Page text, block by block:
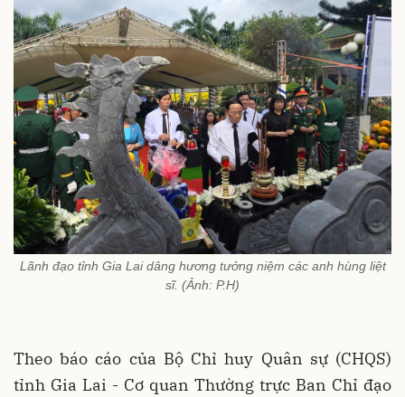
Lãnh đạo tỉnh Gia Lai dâng hương tưởng niệm các anh hùng liệt
sĩ. (Ảnh: P.H)
Theo báo cáo của Bộ Chỉ huy Quân sự (CHQS)
tỉnh Gia Lai - Cơ quan Thường trực Ban Chỉ đạo